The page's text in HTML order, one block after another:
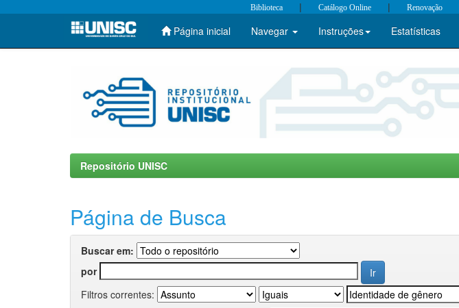
Skip
Biblioteca | Catálogo Online | Renovação
Página inicial Navegar Instruções Estatísticas
Repositório UNISC
Página de Busca
Buscar em:
por
Filtros correntes: